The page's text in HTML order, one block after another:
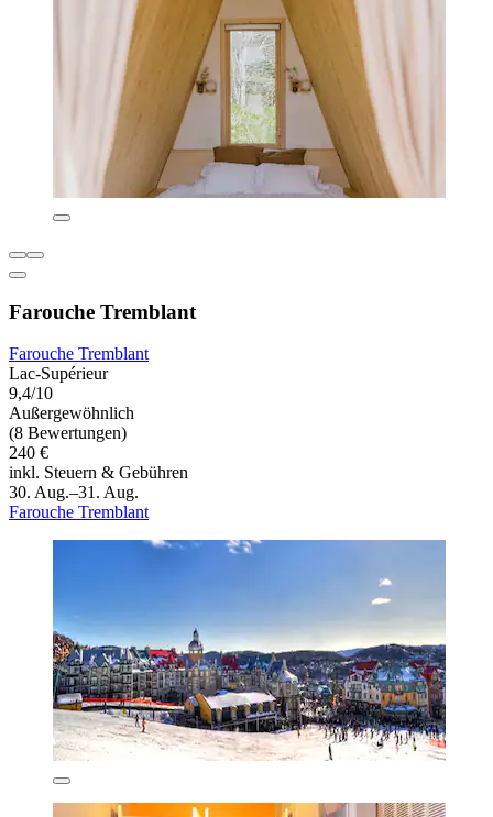
Farouche Tremblant
Farouche Tremblant
Lac-Supérieur
9,4/10
Außergewöhnlich
(8 Bewertungen)
240 €
inkl. Steuern & Gebühren
30. Aug.–31. Aug.
Farouche Tremblant